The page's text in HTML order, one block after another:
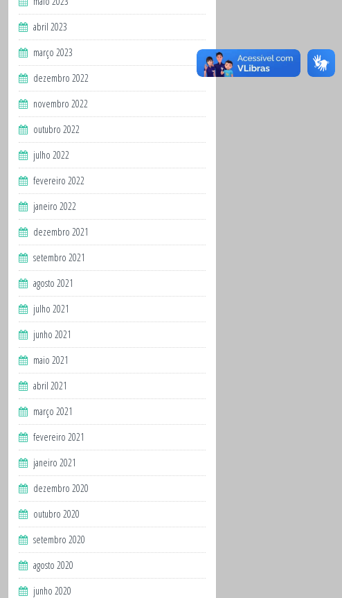
abril 2023
março 2023
dezembro 2022
novembro 2022
outubro 2022
julho 2022
fevereiro 2022
janeiro 2022
dezembro 2021
setembro 2021
agosto 2021
julho 2021
junho 2021
maio 2021
abril 2021
março 2021
fevereiro 2021
janeiro 2021
dezembro 2020
outubro 2020
setembro 2020
agosto 2020
junho 2020